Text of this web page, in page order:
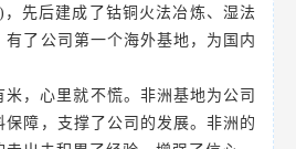
先后建成了钴铜火法冶炼、湿法
有了公司第一个海外基地，为国内
，心里就不慌。非洲基地为公司
保障，支撑了公司的发展。非洲的